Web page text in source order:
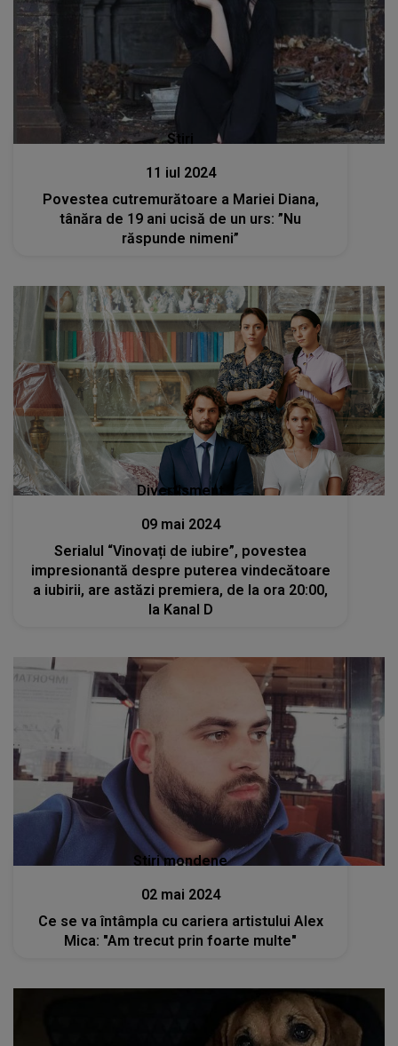
Stiri
11 iul 2024
Povestea cutremurătoare a Mariei Diana,
tânăra de 19 ani ucisă de un urs: ”Nu
răspunde nimeni”
Divertisment
09 mai 2024
Serialul “Vinovați de iubire”, povestea
impresionantă despre puterea vindecătoare
a iubirii, are astăzi premiera, de la ora 20:00,
la Kanal D
Stiri mondene
02 mai 2024
Ce se va întâmpla cu cariera artistului Alex
Mica: "Am trecut prin foarte multe"